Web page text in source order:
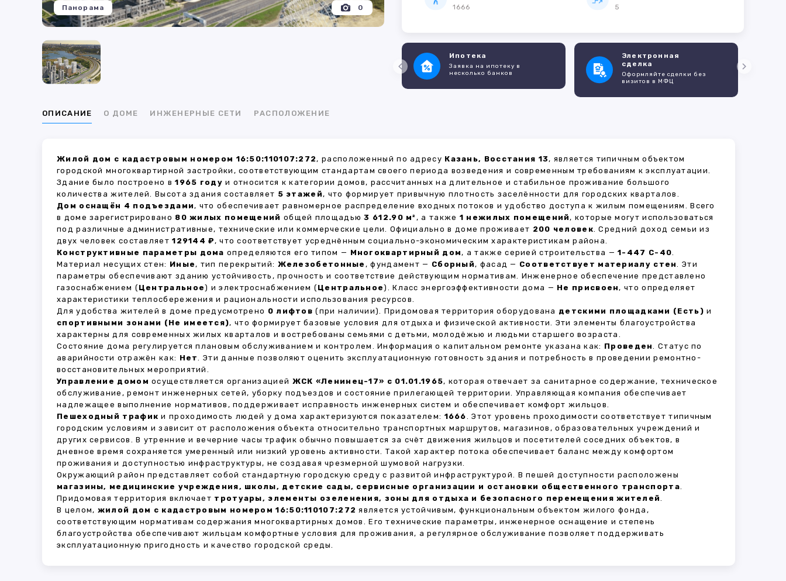
0
Панорама 1666 5
Ипотека
Заявка на ипотеку в
несколько банков
Электронная
сделка
Оформляйте сделки без
визитов в МФЦ
ОПИСАНИЕ О ДОМЕ ИНЖЕНЕРНЫЕ СЕТИ РАСПОЛОЖЕНИЕ
Жилой дом с кадастровым номером 16:50:110107:272, расположенный по адресу Казань, Восстания 13, является типичным объектом
городской многоквартирной застройки, соответствующим стандартам своего периода возведения и современным требованиям к эксплуатации.
Здание было построено в1965 году и относится к категории домов, рассчитанных на длительное и стабильное проживание большого
количества жителей. Высота здания составляет 5 этажей, что формирует привычную плотность заселённости для городских кварталов.
Дом оснащён 4 подъездами, что обеспечивает равномерное распределение входных потоков и удобство доступа к жилым помещениям. Всего
в доме зарегистрировано 80 жилых помещений общей площадью3 612.90 м² , а также 1 нежилых помещений, которые могут использоваться
под различные административные, технические или коммерческие цели. Официально в доме проживает 200 человек. Средний доход семьи из
двух человек составляет129144 ₽, что соответствует усреднённым социально-экономическим характеристикам района.
Конструктивные параметры дома определяются его типом — Многоквартирный дом, а также серией строительства —1-447 С-40.
Материал несущих стен: Иные, тип перекрытий: Железобетонные , фундамент — Сборный, фасад — Соответствует материалу стен. Эти
параметры обеспечивают зданию устойчивость, прочность и соответствие действующим нормативам. Инженерное обеспечение представлено
газоснабжением (Центральное) и электроснабжением (Центральное). Класс энергоэффективности дома — Не присвоен, что определяет
характеристики теплосбережения и рациональности использования ресурсов.
Для удобства жителей в доме предусмотрено 0 лифтов (при наличии). Придомовая территория оборудована детскими площадками (Есть) и
спортивными зонами (Не имеется), что формирует базовые условия для отдыха и физической активности. Эти элементы благоустройства
характерны для современных жилых кварталов и востребованы семьями с детьми, молодёжью и людьми старшего возраста.
Состояние дома регулируется плановым обслуживанием и контролем. Информация о капитальном ремонте указана как: Проведен. Статус по
аварийности отражён как: Нет. Эти данные позволяют оценить эксплуатационную готовность здания и потребность в проведении ремонтно-
восстановительных мероприятий.
Управление домом осуществляется организацией ЖСК «Ленинец-17» с 01.01.1965, которая отвечает за санитарное содержание, техническое
обслуживание, ремонт инженерных сетей, уборку подъездов и состояние прилегающей территории. Управляющая компания обеспечивает
надлежащее выполнение нормативов, поддерживает исправность инженерных систем и обеспечивает комфорт жильцов.
Пешеходный трафик и проходимость людей у дома характеризуются показателем: 1666. Этот уровень проходимости соответствует типичным
городским условиям и зависит от расположения объекта относительно транспортных маршрутов, магазинов, образовательных учреждений и
других сервисов. В утренние и вечерние часы трафик обычно повышается за счёт движения жильцов и посетителей соседних объектов, в
дневное время сохраняется умеренный или низкий уровень активности. Такой характер потока обеспечивает баланс между комфортом
проживания и доступностью инфраструктуры, не создавая чрезмерной шумовой нагрузки.
Окружающий район представляет собой стандартную городскую среду с развитой инфраструктурой. В пешей доступности расположены
магазины, медицинские учреждения, школы, детские сады, сервисные организации и остановки общественного транспорта.
Придомовая территория включает тротуары, элементы озеленения, зоны для отдыха и безопасного перемещения жителей.
В целом, жилой дом с кадастровым номером 16:50:110107:272 является устойчивым, функциональным объектом жилого фонда,
соответствующим нормативам содержания многоквартирных домов. Его технические параметры, инженерное оснащение и степень
благоустройства обеспечивают жильцам комфортные условия для проживания, а регулярное обслуживание позволяет поддерживать
эксплуатационную пригодность и качество городской среды.